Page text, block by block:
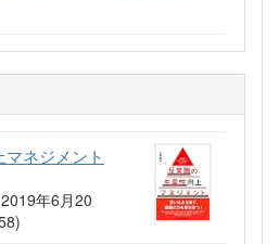
ネジメント
年6月20